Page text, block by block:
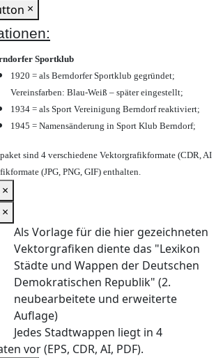
×
Sportklub
1920 = als Berndorfer Sportklub gegründet;
Vereinsfarben: Blau-Weiß – später eingestellt;
1934 = als Sport Vereinigung Berndorf reaktiviert;
1945 = Namensänderung in Sport Klub Berndorf;
sind 4 verschiedene Vektorgrafikformate (CDR, AI
(JPG, PNG, GIF) enthalten.
×
×
Als Vorlage für die hier gezeichneten
Vektorgrafiken diente das "Lexikon
Städte und Wappen der Deutschen
Demokratischen Republik" (2.
neubearbeitete und erweiterte
Auflage)
Jedes Stadtwappen liegt in 4
vor (EPS, CDR, AI, PDF).